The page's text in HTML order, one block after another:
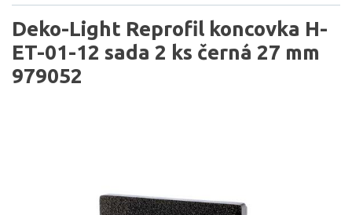
Deko-Light Reprofil koncovka H-
ET-01-12 sada 2 ks černá 27 mm
979052